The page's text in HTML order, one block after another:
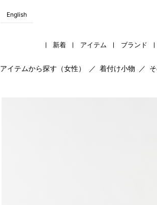
English
新着 アイテム ブランド
アイテムから探す（女性） ／ 着付け小物 ／